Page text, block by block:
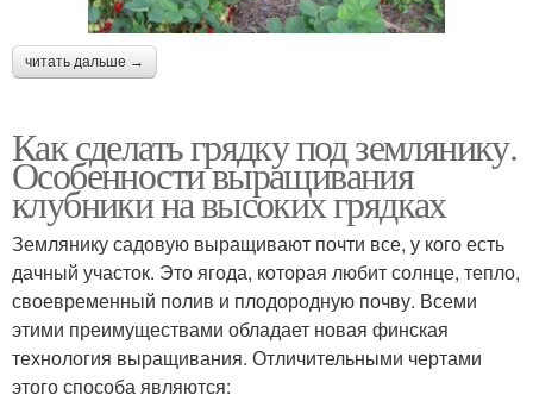
читать дальше →
Как сделать грядку под землянику.
Особенности выращивания
клубники на высоких грядках
Землянику садовую выращивают почти все, у кого есть
дачный участок. Это ягода, которая любит солнце, тепло,
своевременный полив и плодородную почву. Всеми
этими преимуществами обладает новая финская
технология выращивания. Отличительными чертами
этого способа являются: